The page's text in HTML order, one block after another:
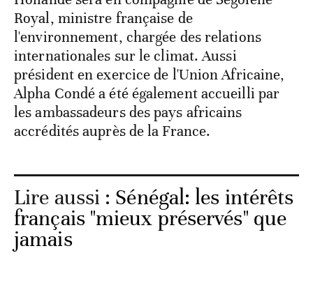
Royal, ministre française de
l'environnement, chargée des relations
internationales sur le climat. Aussi
président en exercice de l'Union Africaine,
Alpha Condé a été également accueilli par
les ambassadeurs des pays africains
accrédités auprès de la France.
Lire aussi : Sénégal: les intérêts
français "mieux préservés" que
jamais